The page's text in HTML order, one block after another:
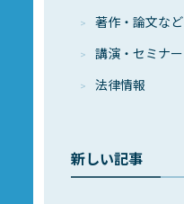
著作・論⽂など
講演・セミナー
法律情報
新しい記事